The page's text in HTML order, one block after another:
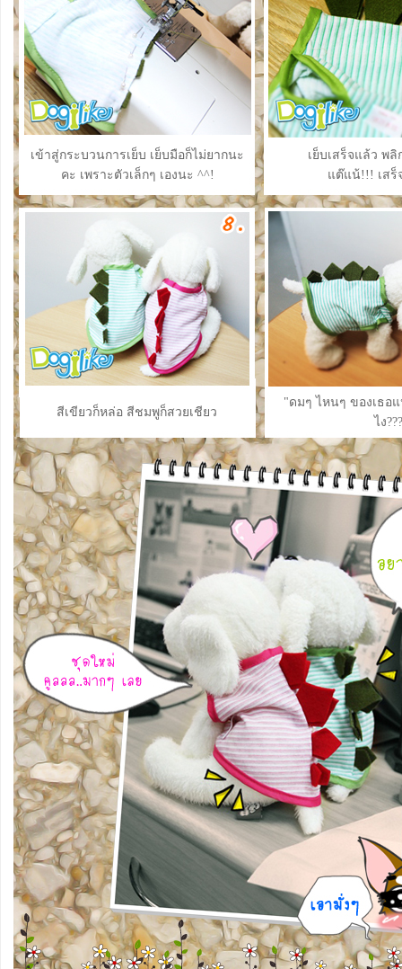
เข้าสู่กระบวนการเย็บ เย็บมือก็ไม่ยากนะ
คะ เพราะตัวเล็กๆ เองนะ ^^!
เย็บเสร็จแล้ว พ
แต๊แน้!!! เสร็
สีเขียวก็หล่อ สีชมพูก็สวยเชียว
"ดมๆ ไหนๆ ของเธอ
ไง